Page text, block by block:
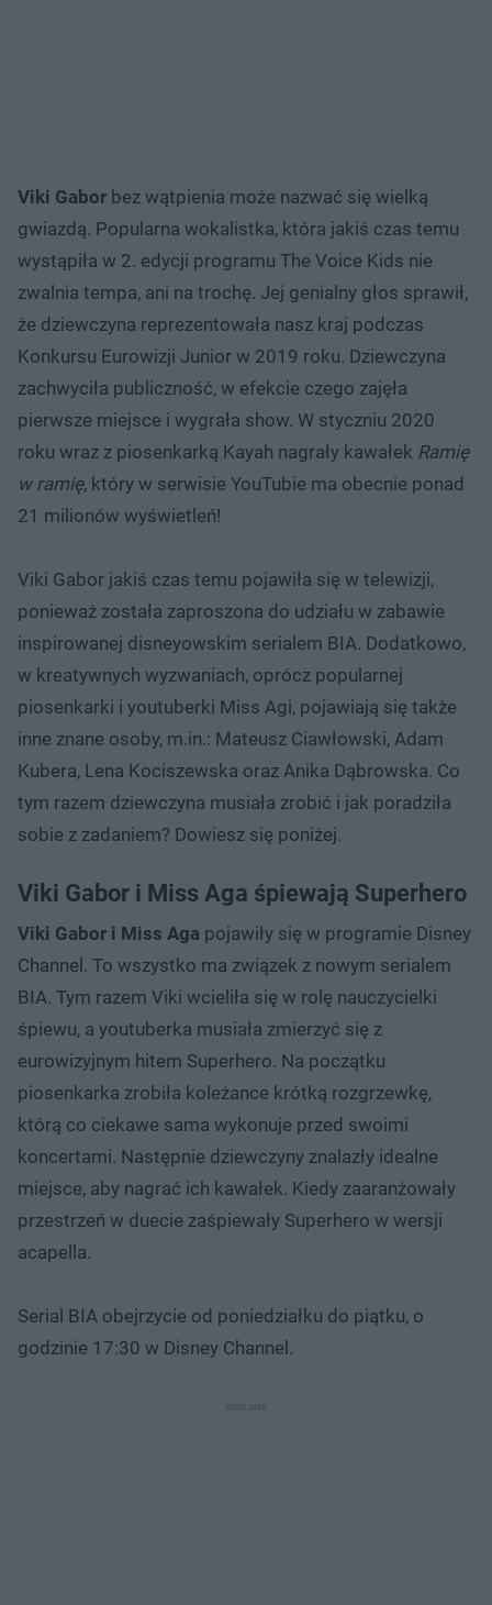
Viki Gabor bez wątpienia może nazwać się wielką
gwiazdą. Popularna wokalistka, która jakiś czas temu
wystąpiła w 2. edycji programu The Voice Kids nie
zwalnia tempa, ani na trochę. Jej genialny głos sprawił,
że dziewczyna reprezentowała nasz kraj podczas
Konkursu Eurowizji Junior w 2019 roku. Dziewczyna
zachwyciła publiczność, w efekcie czego zajęła
pierwsze miejsce i wygrała show. W styczniu 2020
roku wraz z piosenkarką Kayah nagrały kawałek Ramię
w ramię, który w serwisie YouTubie ma obecnie ponad
21 milionów wyświetleń!
Viki Gabor jakiś czas temu pojawiła się w telewizji,
ponieważ została zaproszona do udziału w zabawie
inspirowanej disneyowskim serialem BIA. Dodatkowo,
w kreatywnych wyzwaniach, oprócz popularnej
piosenkarki i youtuberki Miss Agi, pojawiają się także
inne znane osoby, m.in.: Mateusz Ciawłowski, Adam
Kubera, Lena Kociszewska oraz Anika Dąbrowska. Co
tym razem dziewczyna musiała zrobić i jak poradziła
sobie z zadaniem? Dowiesz się poniżej.
Viki Gabor i Miss Aga śpiewają Superhero
Viki Gabor i Miss Aga pojawiły się w programie Disney
Channel. To wszystko ma związek z nowym serialem
BIA. Tym razem Viki wcieliła się w rolę nauczycielki
śpiewu, a youtuberka musiała zmierzyć się z
eurowizyjnym hitem Superhero. Na początku
piosenkarka zrobiła koleżance krótką rozgrzewkę,
którą co ciekawe sama wykonuje przed swoimi
koncertami. Następnie dziewczyny znalazły idealne
miejsce, aby nagrać ich kawałek. Kiedy zaaranżowały
przestrzeń w duecie zaśpiewały Superhero w wersji
acapella.
Serial BIA obejrzycie od poniedziałku do piątku, o
godzinie 17:30 w Disney Channel.